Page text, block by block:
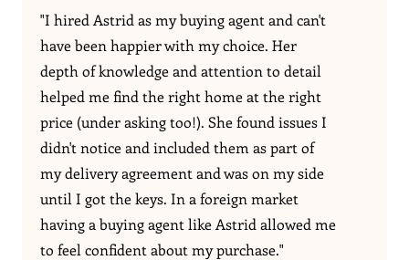
"I hired Astrid as my buying agent and can't
have been happier with my choice. Her
depth of knowledge and attention to detail
helped me find the right home at the right
price (under asking too!). She found issues I
didn't notice and included them as part of
my delivery agreement and was on my side
until I got the keys. In a foreign market
having a buying agent like Astrid allowed me
to feel confident about my purchase."